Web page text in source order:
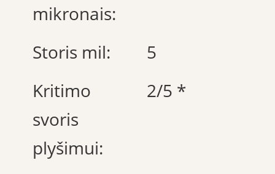
mikronais:
Storis mil:
5
Kritimo
svoris
plyšimui:
2/5 *